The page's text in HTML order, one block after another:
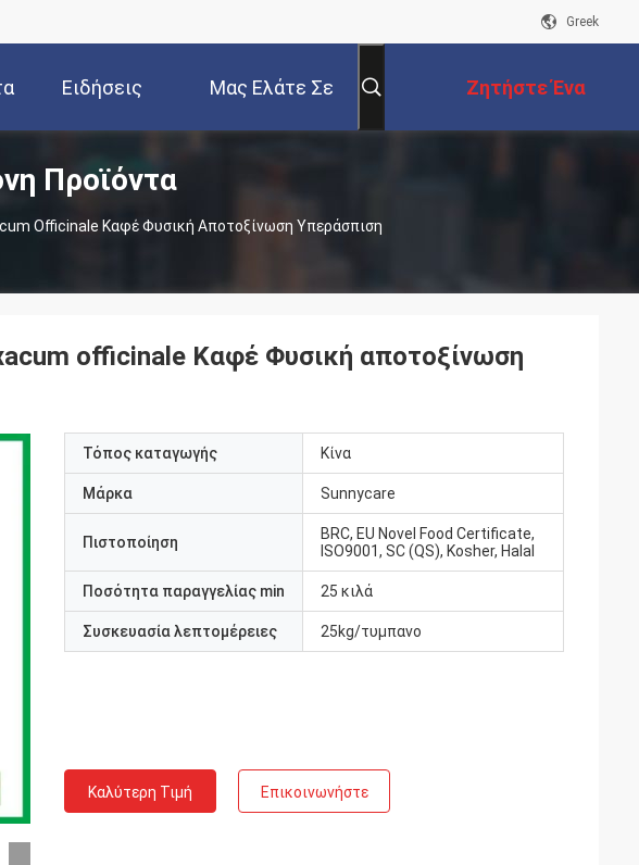
Greek
Ειδήσεις Μας Ελάτε Σε Ζητήστε Ένα
Απόσπασμα
Προϊόντα
Officinale Καφέ Φυσική Αποτοξίνωση Υπεράσπιση
officinale Καφέ Φυσική αποτοξίνωση
Τόπος καταγωγής Κίνα
Μάρκα Sunnycare
Πιστοποίηση
BRC, EU Novel Food Certificate,
ISO9001, SC (QS), Kosher, Halal
Ποσότητα παραγγελίας min 25 κιλά
Συσκευασία λεπτομέρειες 25kg/τυμπανο
Καλύτερη Τιμή Επικοινωνήστε